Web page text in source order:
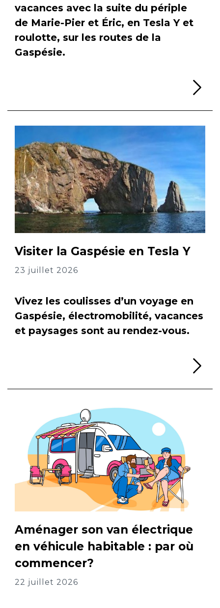
vacances avec la suite du périple
de Marie-Pier et Éric, en Tesla Y et
roulotte, sur les routes de la
Gaspésie.
Visiter la Gaspésie en Tesla Y
23 juillet 2026
Vivez les coulisses d’un voyage en
Gaspésie, électromobilité, vacances
et paysages sont au rendez-vous.
Aménager son van électrique
en véhicule habitable : par où
commencer?
22 juillet 2026